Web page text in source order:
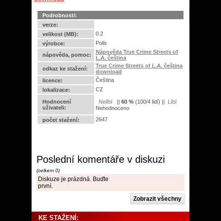
Podrobnosti:
verze:
velikost (MB):
0.2
výrobce:
Polis
nápověda, pomoc:
Nápověda True Crime Streets of
L.A. čeština
odkaz ke stažení:
True Crime Streets of L.A. čeština
download
licence:
Čeština
lokalizace:
CZ
Hodnocení
uživateli:
|| 60 % (100/4 lidí) ||
Nehodnoceno
počet stažení:
2647
Poslední komentáře v diskuzi
(celkem 0)
Diskuze je prázdná. Buďte
první.
KE STAŽENÍ: